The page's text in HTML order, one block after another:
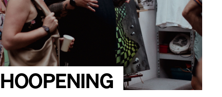
HOOPENING